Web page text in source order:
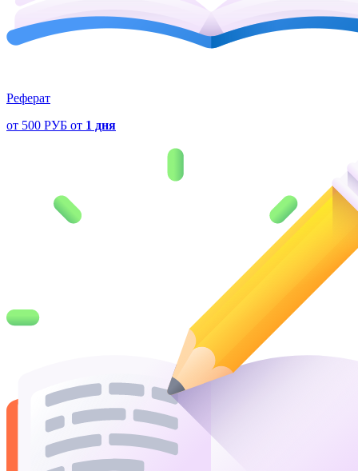
Реферат
от 500 РУБ от 1 дня